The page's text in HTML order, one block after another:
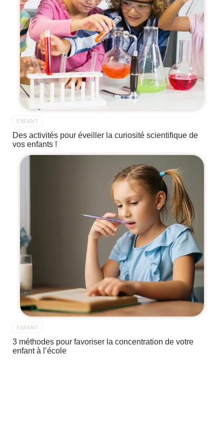
ENFANT
Des activités pour éveiller la curiosité scientifique de
vos enfants !
ENFANT
3 méthodes pour favoriser la concentration de votre
enfant à l’école